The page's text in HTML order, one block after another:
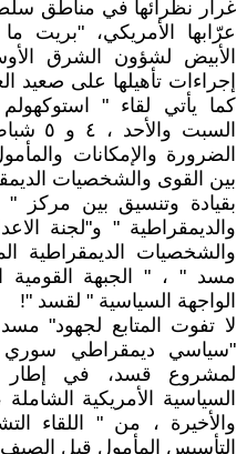
غرار نظرائها في مناطق
عرّابها الأمريكي، "بريت
الأبيض لشؤون الشرق
إجراءات تأهيلها على صعيد
كما يأتي لقاء "
الضرورة والإمكانات
بين القوى والشخصيات
بقيادة وتنسيق بين مركز "
والديمقراطية " و"لجنة
والشخصيات الديمقراطية
مسد " ، " الجبهة القومية
الواجهة السياسية " لقسد "!
لا تفوت المتابع لجهود"
"سياسي ديمقراطي
لمشروع قسد، في إطار
السياسية الأمريكية
والأخيرة ، من " اللقاء
التأسيس المأمول قبل